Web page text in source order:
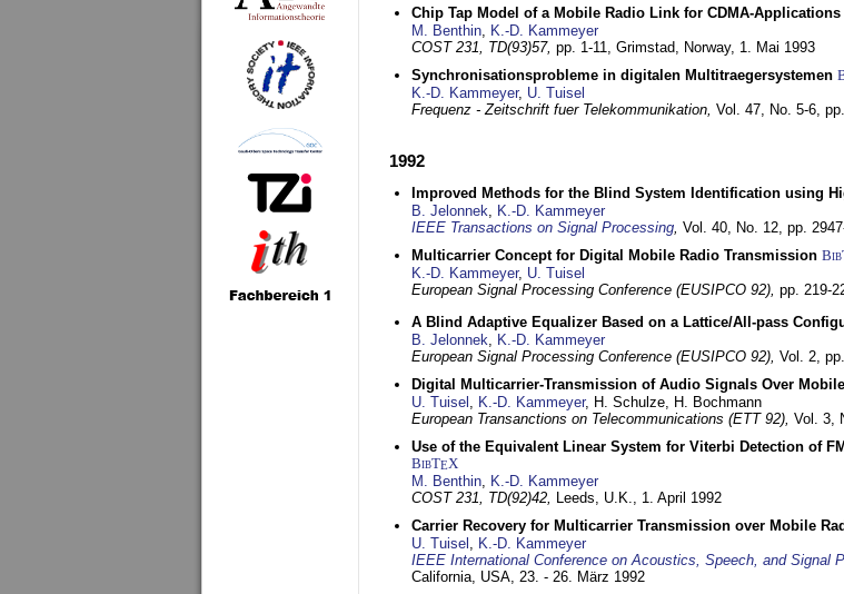
Chip Tap Model of a Mobile Radio Link for CDMA-Applications
M. Benthin, K.-D. Kammeyer
COST 231, TD(93)57, pp. 1-11, Grimstad, Norway, 1. Mai 1993
Synchronisationsprobleme in digitalen Multitraegersystemen
K.-D. Kammeyer, U. Tuisel
Frequenz - Zeitschrift fuer Telekommunikation, Vol. 47, No. 5-6,
1992
Improved Methods for the Blind System Identification using
B. Jelonnek, K.-D. Kammeyer
IEEE Transactions on Signal Processing, Vol. 40, No. 12, pp.
Multicarrier Concept for Digital Mobile Radio Transmission
K.-D. Kammeyer, U. Tuisel
European Signal Processing Conference (EUSIPCO 92), pp. 219-
A Blind Adaptive Equalizer Based on a Lattice/All-pass
B. Jelonnek, K.-D. Kammeyer
European Signal Processing Conference (EUSIPCO 92), Vol. 2,
Digital Multicarrier-Transmission of Audio Signals Over
U. Tuisel , K.-D. Kammeyer, H. Schulze, H. Bochmann
European Transanctions on Telecommunications (ETT 92), Vol. 3,
Use of the Equivalent Linear System for Viterbi Detection of
BibTEX
M. Benthin, K.-D. Kammeyer
COST 231, TD(92)42, Leeds, U.K., 1. April 1992
Carrier Recovery for Multicarrier Transmission over Mobile
U. Tuisel , K.-D. Kammeyer
IEEE International Conference on Acoustics, Speech, and Signal
California, USA, 23. - 26. März 1992